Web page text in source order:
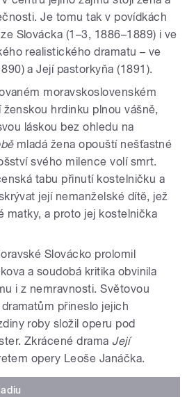
Je tomu tak v povídkách
Slovácka (1–3, 1886–1889) i ve
realistického dramatu – ve
a Její pastorkyňa (1891).
moravskoslovenském
hrdinku plnou vášně,
láskou bez ohledu na
mladá žena opouští nešťastné
svého milence volí smrt.
tabu přinutí kostelničku a
její nemanželské dítě, jež
matky, a proto jej kostelnička
Slovácko prolomil
a soudobá kritika obvinila
i z nemravnosti. Světovou
přineslo jejich
roby složil operu pod
Zkrácené drama Její
opery Leoše Janáčka.